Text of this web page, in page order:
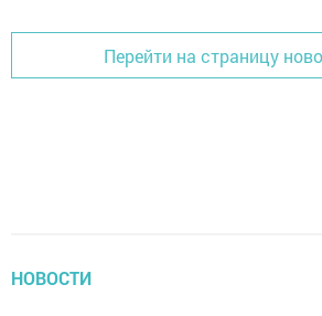
Перейти на страницу
НОВОСТИ